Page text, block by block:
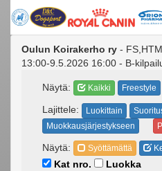
Oulun Koirakerho ry -
13:00-9.5.2026 16:00 - B-
Näytä: Kaikki Freestyle
Lajittele: Luokittain
Muokkausjärjestykseen
Näytä: Syöttämättä
Kat nro. Luokka